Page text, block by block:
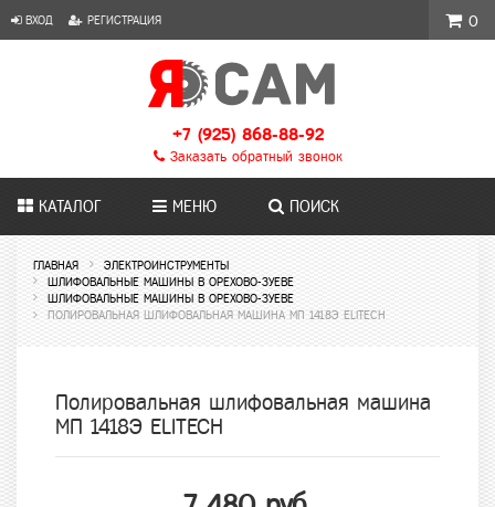
ВХОД РЕГИСТРАЦИЯ
+7 (925) 868-88-92
Заказать обратный звонок
КАТАЛОГ МЕНЮ ПОИСК
ГЛАВНАЯ
ЭЛЕКТРОИНСТРУМЕНТЫ
ШЛИФОВАЛЬНЫЕ МАШИНЫ В ОРЕХОВО-ЗУЕВЕ
ШЛИФОВАЛЬНЫЕ МАШИНЫ В ОРЕХОВО-ЗУЕВЕ
ПОЛИРОВАЛЬНАЯ ШЛИФОВАЛЬНАЯ МАШИНА МП 1418Э ELITECH
Полировальная шлифовальная машина
МП 1418Э ELITECH
0